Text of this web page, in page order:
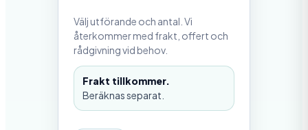
Välj utförande och antal. Vi
återkommer med frakt, offert och
rådgivning vid behov.
Frakt tillkommer.
Beräknas separat.